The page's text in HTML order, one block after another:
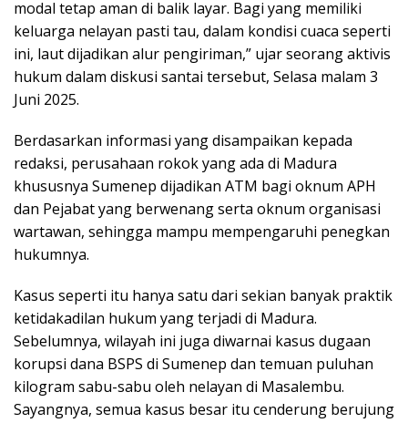
modal tetap aman di balik layar. Bagi yang memiliki
keluarga nelayan pasti tau, dalam kondisi cuaca seperti
ini, laut dijadikan alur pengiriman,” ujar seorang aktivis
hukum dalam diskusi santai tersebut, Selasa malam 3
Juni 2025.
Berdasarkan informasi yang disampaikan kepada
redaksi, perusahaan rokok yang ada di Madura
khususnya Sumenep dijadikan ATM bagi oknum APH
dan Pejabat yang berwenang serta oknum organisasi
wartawan, sehingga mampu mempengaruhi penegkan
hukumnya.
Kasus seperti itu hanya satu dari sekian banyak praktik
ketidakadilan hukum yang terjadi di Madura.
Sebelumnya, wilayah ini juga diwarnai kasus dugaan
korupsi dana BSPS di Sumenep dan temuan puluhan
kilogram sabu-sabu oleh nelayan di Masalembu.
Sayangnya, semua kasus besar itu cenderung berujung